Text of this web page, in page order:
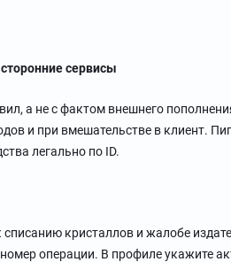
сервисы
а не с фактом внешнего
и при вмешательстве в клиент.
легально по ID.
кристаллов и жалобе
операции. В профиле укажите